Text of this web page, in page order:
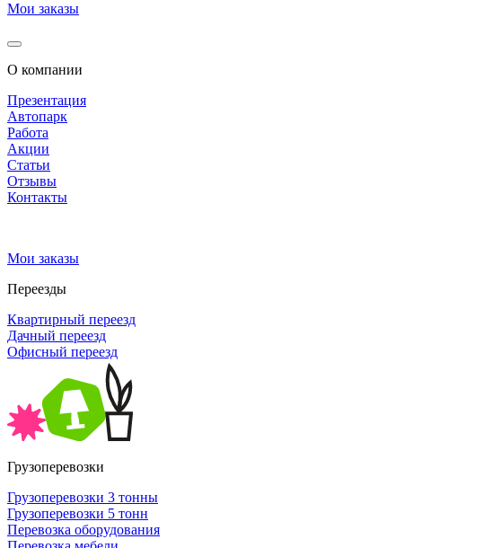
Мои заказы
О компании
Презентация
Автопарк
Работа
Акции
Статьи
Отзывы
Контакты
Мои заказы
Переезды
Квартирный переезд
Дачный переезд
Офисный переезд
Грузоперевозки
Грузоперевозки 3 тонны
Грузоперевозки 5 тонн
Перевозка оборудования